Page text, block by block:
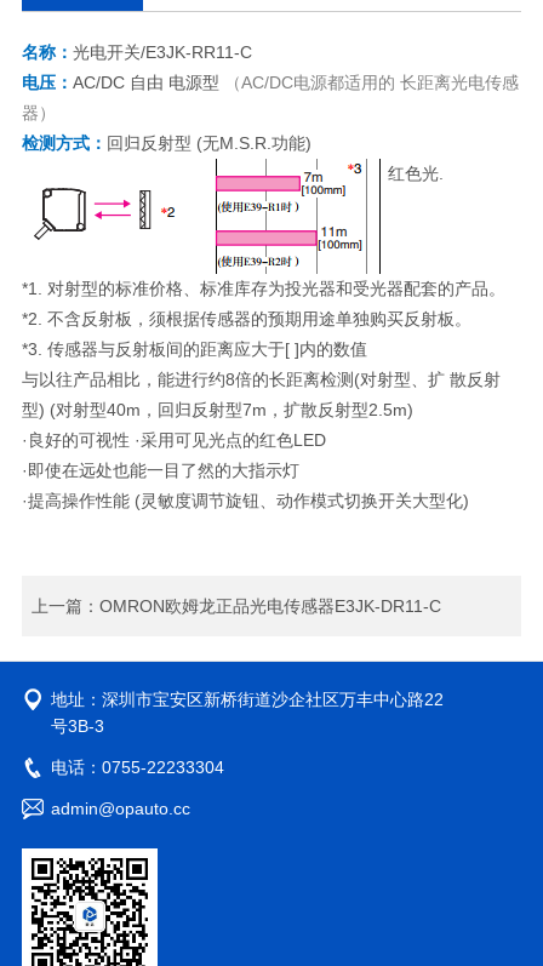
名称： 光电开关/E3JK-RR11-C
电压： AC/DC 自由 电源型
（AC/DC电源都适用的 长距离光电传感
器）
检测方式： 回归反射型 (无M.S.R.功能)
红色光.
*1. 对射型的标准价格、标准库存为投光器和受光器配套的产品。
*2. 不含反射板，须根据传感器的预期用途单独购买反射板。
*3. 传感器与反射板间的距离应大于[ ]内的数值
与以往产品相比，能进行约8倍的长距离检测(对射型、扩 散反射
型) (对射型40m，回归反射型7m，扩散反射型2.5m)
·良好的可视性 ·采用可见光点的红色LED
·即使在远处也能一目了然的大指示灯
·提高操作性能 (灵敏度调节旋钮、动作模式切换开关大型化)
上一篇：OMRON欧姆龙正品光电传感器E3JK-DR11-C
地址：深圳市宝安区新桥街道沙企社区万丰中心路22
号3B-3
电话：0755-22233304
admin@opauto.cc